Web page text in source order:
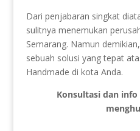
Dari penjabaran singkat
sulitnya menemukan
Semarang. Namun
sebuah solusi yang tepat
Handmade di kota Anda.
Konsultasi dan